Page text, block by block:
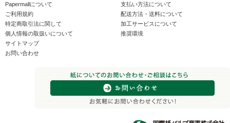
Papermallについて
ご利用規約
特定商取引法に関して
個人情報の取扱いについて
サイトマップ
お問い合わせ
支払い方法について
配送方法・送料について
加工サービスについて
推奨環境